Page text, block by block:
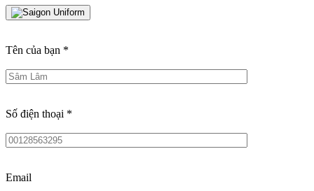
Tên của bạn *
Số điện thoại *
Email